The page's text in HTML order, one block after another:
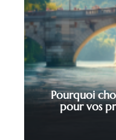
Pourquoi
pour vos